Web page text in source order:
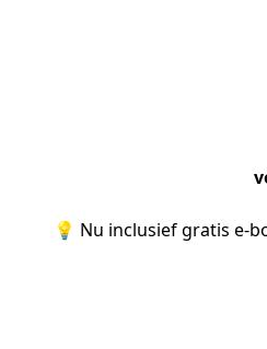
💡 Nu inclusief gratis e-